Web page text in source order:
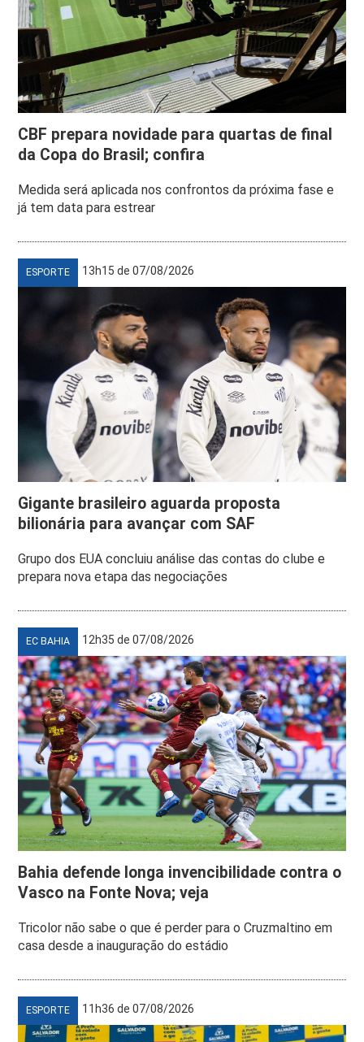
CBF prepara novidade para quartas de final
da Copa do Brasil; confira
Medida será aplicada nos confrontos da próxima fase e
já tem data para estrear
ESPORTE 13h15 de 07/08/2026
Gigante brasileiro aguarda proposta
bilionária para avançar com SAF
Grupo dos EUA concluiu análise das contas do clube e
prepara nova etapa das negociações
EC BAHIA 12h35 de 07/08/2026
Bahia defende longa invencibilidade contra o
Vasco na Fonte Nova; veja
Tricolor não sabe o que é perder para o Cruzmaltino em
casa desde a inauguração do estádio
ESPORTE 11h36 de 07/08/2026